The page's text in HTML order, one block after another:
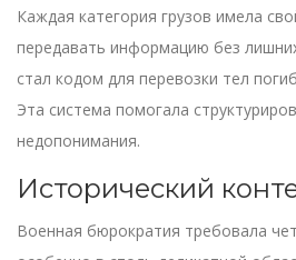
Каждая категория грузов имела
передавать информацию без
стал кодом для перевозки тел
Эта система помогала
недопонимания.
Исторический
Военная бюрократия требовала